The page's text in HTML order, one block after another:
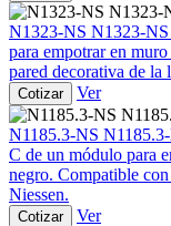
N1323-
N1323-NS N1323-NS
para empotrar en
pared decorativa de
Cotizar
Ver
N1185.3-NS
C de un módulo para
negro. Compatible
Niessen.
Cotizar
Ver